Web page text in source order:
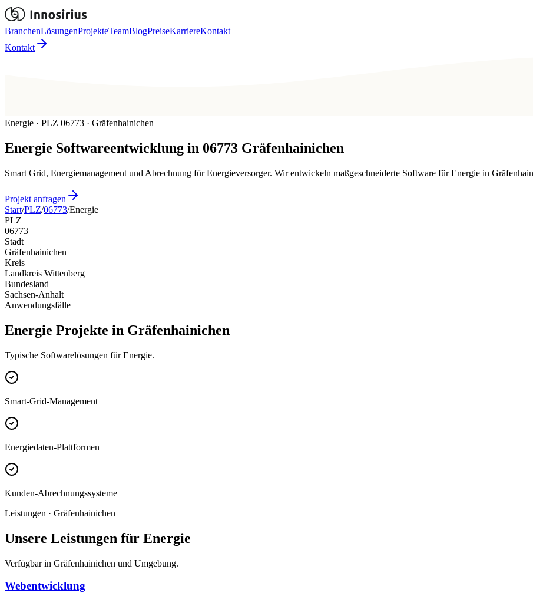
BranchenLösungenProjekteTeamBlogPreiseKarriereKontakt
Kontakt
Energie · PLZ 06773 · Gräfenhainichen
Energie Softwareentwicklung in 06773 Gräfenhainichen
Smart Grid, Energiemanagement und Abrechnung für Energieversorger. Wir entwickeln maßgeschneiderte Software für Energie in
Projekt anfragen
Start/PLZ/06773/Energie
PLZ
06773
Stadt
Gräfenhainichen
Kreis
Landkreis Wittenberg
Bundesland
Sachsen-Anhalt
Anwendungsfälle
Energie Projekte in Gräfenhainichen
Typische Softwarelösungen für Energie.
Smart-Grid-Management
Energiedaten-Plattformen
Kunden-Abrechnungssysteme
Leistungen · Gräfenhainichen
Unsere Leistungen für Energie
Verfügbar in Gräfenhainichen und Umgebung.
Webentwicklung